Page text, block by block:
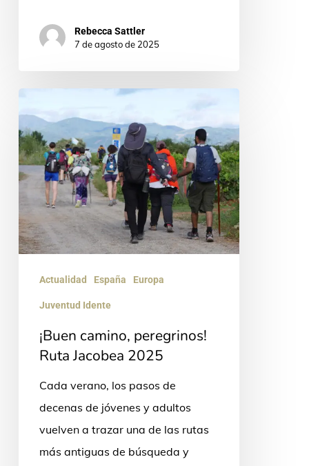
Rebecca Sattler
7 de agosto de 2025
camino,
peregrinos!
Ruta
Jacobea
2025
Actualidad España Europa
Juventud Idente
¡Buen camino, peregrinos!
Ruta Jacobea 2025
Cada verano, los pasos de
decenas de jóvenes y adultos
vuelven a trazar una de las rutas
más antiguas de búsqueda y